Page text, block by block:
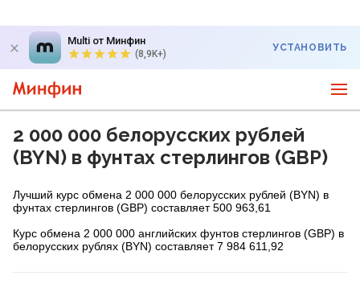
Multi от Минфин
(8,9K+)
УСТАНОВИТЬ
2 000 000 белорусских рублей
(BYN) в фунтах стерлингов (GBP)
Лучший курс обмена 2 000 000 белорусских рублей (BYN) в
фунтах стерлингов (GBP) составляет 500 963,61
Курс обмена 2 000 000 английских фунтов стерлингов (GBP) в
белорусских рублях (BYN) составляет 7 984 611,92